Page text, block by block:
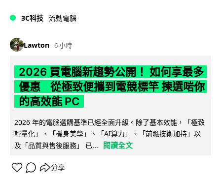
3C科技 流動電腦
Lawton 6 小時
2026 買電腦新趨勢公開！ 如何享最多
優惠 從極致便攜到電競標竿 揀選啱你
的高效能 PC
2026 年的電腦選購基準已經全面升級。除了基本效能，「極致
輕量化」、「機身美學」、「AI算力」、「前瞻技術加持」以
及「品質與售後服務」 已...
閱讀全文
分享